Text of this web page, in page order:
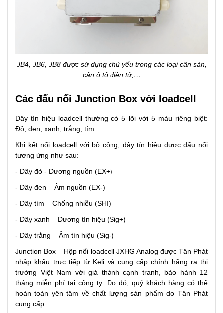
JB4, JB6, JB8 được sử dụng chủ yếu trong các loại cân sàn,
cân ô tô điện tử,…
Các đấu nối Junction Box với loadcell
Dây tín hiệu loadcell thường có 5 lõi với 5 màu riêng biệt:
Đỏ, đen, xanh, trắng, tím.
Khi kết nối loadcell với bộ cộng, dây tín hiệu được đấu nối
tương ứng như sau:
- Dây đỏ - Dương nguồn (EX+)
- Dây đen – Âm nguồn (EX-)
- Dây tím – Chống nhiễu (SHI)
- Dây xanh – Dương tín hiệu (Sig+)
- Dây trắng – Âm tín hiệu (Sig-)
Junction Box – Hộp nối loadcell JXHG Analog được Tân Phát
nhập khẩu trực tiếp từ Keli và cung cấp chính hãng ra thị
trường Việt Nam với giá thành cạnh tranh, bảo hành 12
tháng miễn phí tại công ty. Do đó, quý khách hàng có thể
hoàn toàn yên tâm về chất lượng sản phẩm do Tân Phát
cung cấp.